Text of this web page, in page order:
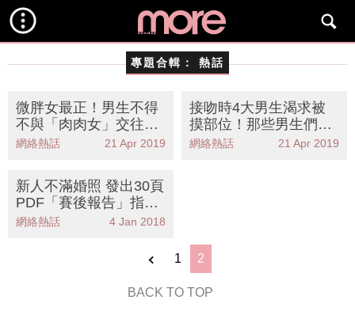
專題合輯： 熱話
微胖女最正！男生不得
不與「肉肉女」交往6
大原因
網絡熱話 21 Apr 2019
接吻時4大男生渴求被
摸部位！那些男生們不
告訴你的敏感帶
網絡熱話 21 Apr 2019
新人不滿婚照 發出30頁
PDF「賽後報告」指導
攝影師
網絡熱話 4 Jan 2018
1 2
BACK TO TOP